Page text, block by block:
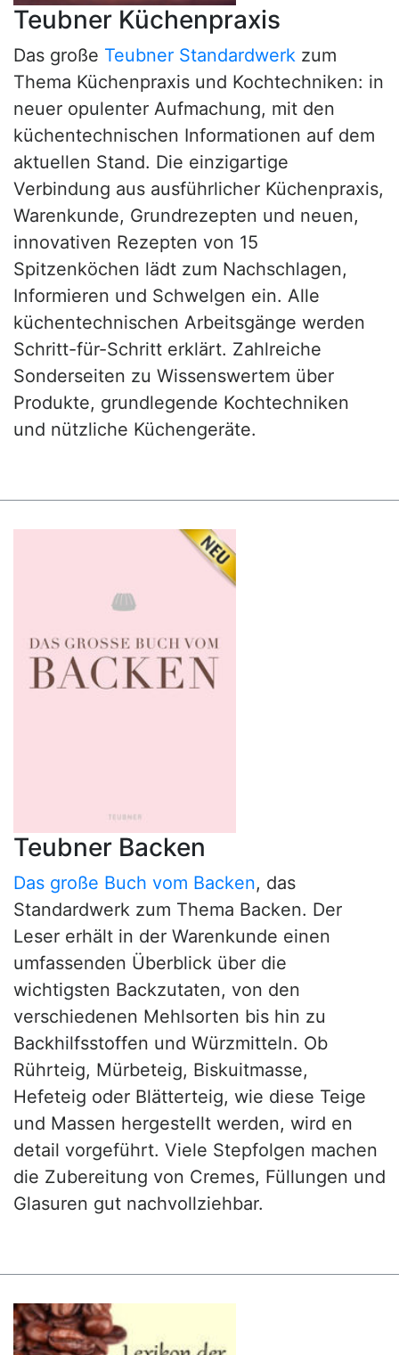
Teubner Küchenpraxis
Das große Teubner Standardwerk zum
Thema Küchenpraxis und Kochtechniken: in
neuer opulenter Aufmachung, mit den
küchentechnischen Informationen auf dem
aktuellen Stand. Die einzigartige
Verbindung aus ausführlicher Küchenpraxis,
Warenkunde, Grundrezepten und neuen,
innovativen Rezepten von 15
Spitzenköchen lädt zum Nachschlagen,
Informieren und Schwelgen ein. Alle
küchentechnischen Arbeitsgänge werden
Schritt-für-Schritt erklärt. Zahlreiche
Sonderseiten zu Wissenswertem über
Produkte, grundlegende Kochtechniken
und nützliche Küchengeräte.
Teubner Backen
Das große Buch vom Backen, das
Standardwerk zum Thema Backen. Der
Leser erhält in der Warenkunde einen
umfassenden Überblick über die
wichtigsten Backzutaten, von den
verschiedenen Mehlsorten bis hin zu
Backhilfsstoffen und Würzmitteln. Ob
Rührteig, Mürbeteig, Biskuitmasse,
Hefeteig oder Blätterteig, wie diese Teige
und Massen hergestellt werden, wird en
detail vorgeführt. Viele Stepfolgen machen
die Zubereitung von Cremes, Füllungen und
Glasuren gut nachvollziehbar.